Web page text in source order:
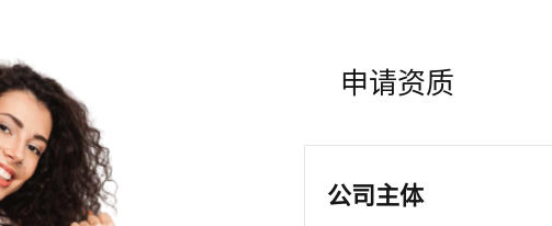
申请资质
公司主体